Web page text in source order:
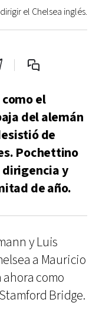
el Chelsea inglés.
el
del alemán
de
Pochettino
y
de año.
y Luis
a Mauricio
como
Bridge.